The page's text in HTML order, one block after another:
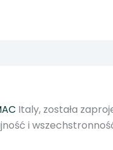
Italy, została
i